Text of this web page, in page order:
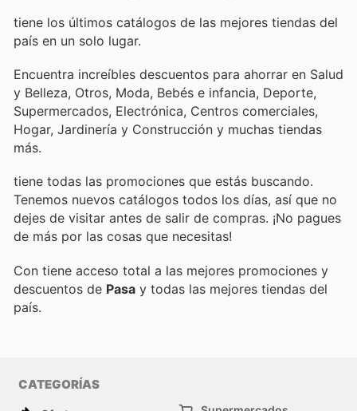
tiene los últimos catálogos de las mejores tiendas del
país en un solo lugar.
Encuentra increíbles descuentos para ahorrar en Salud
y Belleza, Otros, Moda, Bebés e infancia, Deporte,
Supermercados, Electrónica, Centros comerciales,
Hogar, Jardinería y Construcción y muchas tiendas
más.
tiene todas las promociones que estás buscando.
Tenemos nuevos catálogos todos los días, así que no
dejes de visitar antes de salir de compras. ¡No pagues
de más por las cosas que necesitas!
Con tiene acceso total a las mejores promociones y
descuentos de Pasa y todas las mejores tiendas del
país.
CATEGORÍAS